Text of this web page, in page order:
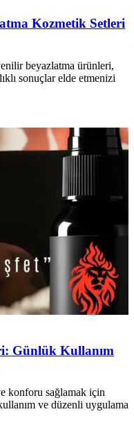
Kozmetik Setleri
beyazlatma ürünleri,
sonuçlar elde etmenizi
Günlük Kullanım
konforu sağlamak için
ve düzenli uygulama